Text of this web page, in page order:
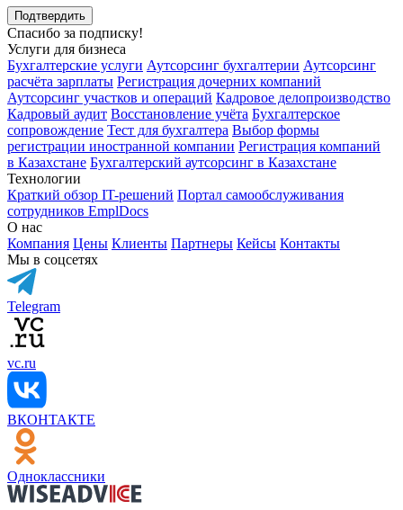
Подтвердить
Спасибо за подписку!
Услуги для бизнеса
Бухгалтерские услуги Аутсорсинг бухгалтерии Аутсорсинг
расчёта зарплаты Регистрация дочерних компаний
Аутсорсинг участков и операций Кадровое делопроизводство
Кадровый аудит Восстановление учёта Бухгалтерское
сопровождение Тест для бухгалтера Выбор формы
регистрации иностранной компании Регистрация компаний
в Казахстане Бухгалтерский аутсорсинг в Казахстане
Технологии
Краткий обзор IT-решений Портал самообслуживания
сотрудников EmplDocs
О нас
Компания Цены Клиенты Партнеры Кейсы Контакты
Мы в соцсетях
Telegram
vc.ru
ВКОНТАКТЕ
Одноклассники